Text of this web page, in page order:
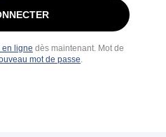
en ligne dès maintenant. Mot de
mot de passe.